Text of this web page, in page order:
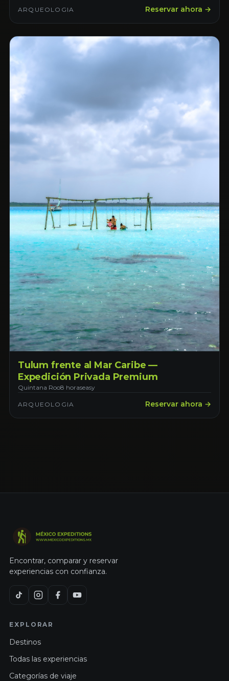
ARQUEOLOGIA Reservar ahora →
Tulum frente al Mar Caribe —
Expedición Privada Premium
Quintana Roo8 horaseasy
ARQUEOLOGIA Reservar ahora →
Encontrar, comparar y reservar
experiencias con confianza.
EXPLORAR
Destinos
Todas las experiencias
Categorías de viaje